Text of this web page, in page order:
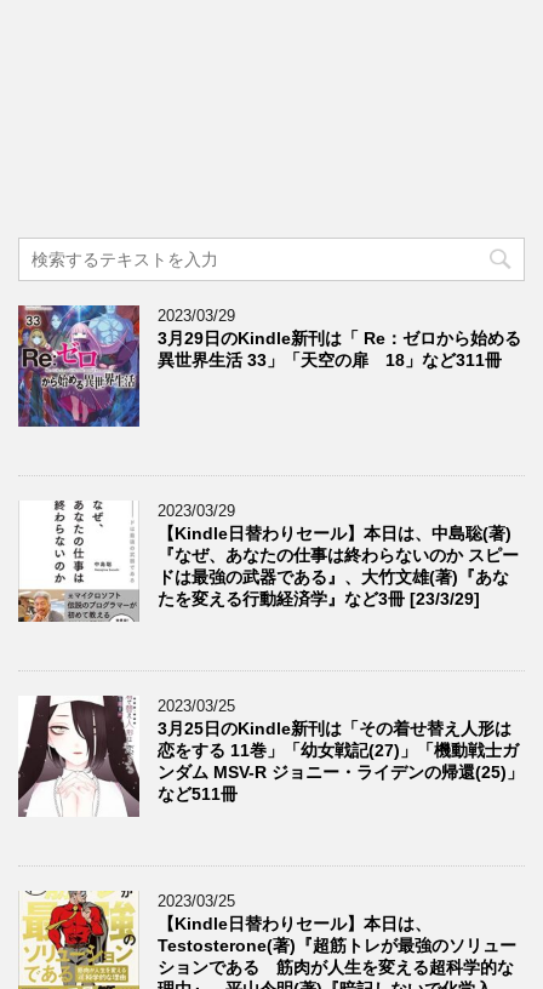
2023/03/29
3月29日のKindle新刊は「 Re：ゼロから始める
異世界生活 33」「天空の扉 18」など311冊
2023/03/29
【Kindle日替わりセール】本日は、中島聡(著)
『なぜ、あなたの仕事は終わらないのか スピー
ドは最強の武器である』、大竹文雄(著)『あな
たを変える行動経済学』など3冊 [23/3/29]
2023/03/25
3月25日のKindle新刊は「その着せ替え人形は
恋をする 11巻」「幼女戦記(27)」「機動戦士ガ
ンダム MSV-R ジョニー・ライデンの帰還(25)」
など511冊
2023/03/25
【Kindle日替わりセール】本日は、
Testosterone(著)『超筋トレが最強のソリュー
ションである 筋肉が人生を変える超科学的な